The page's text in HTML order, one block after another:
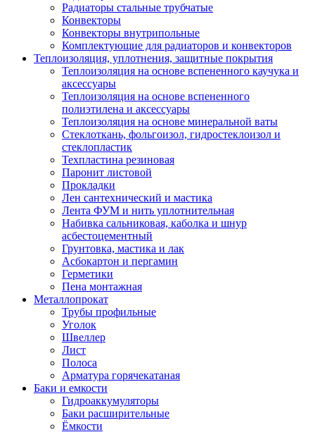
Радиаторы стальные трубчатые
Конвекторы
Конвекторы внутрипольные
Комплектующие для радиаторов и конвекторов
Теплоизоляция, уплотнения, защитные покрытия
Теплоизоляция на основе вспененного каучука и
аксессуары
Теплоизоляция на основе вспененного
полиэтилена и аксессуары
Теплоизоляция на основе минеральной ваты
Стеклоткань, фольгоизол, гидростеклоизол и
стеклопластик
Техпластина резиновая
Паронит листовой
Прокладки
Лен сантехнический и мастика
Лента ФУМ и нить уплотнительная
Набивка сальниковая, каболка и шнур
асбестоцементный
Грунтовка, мастика и лак
Асбокартон и пергамин
Герметики
Пена монтажная
Металлопрокат
Трубы профильные
Уголок
Швеллер
Лист
Полоса
Арматура горячекатаная
Баки и емкости
Гидроаккумуляторы
Баки расширительные
Ёмкости